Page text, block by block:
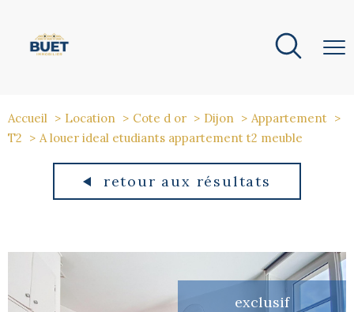
Accueil Location Cote d or Dijon
Appartement
T2
A louer ideal etudiants appartement t2 meuble
retour aux résultats
exclusif